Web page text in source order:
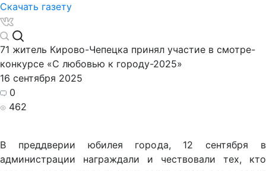
Скачать газету
71 житель Кирово-Чепецка принял участие в смотре-
конкурсе «С любовью к городу-2025»
16 сентября 2025
0
462
В преддверии юбилея города, 12 сентября в
администрации награждали и чествовали тех, кто